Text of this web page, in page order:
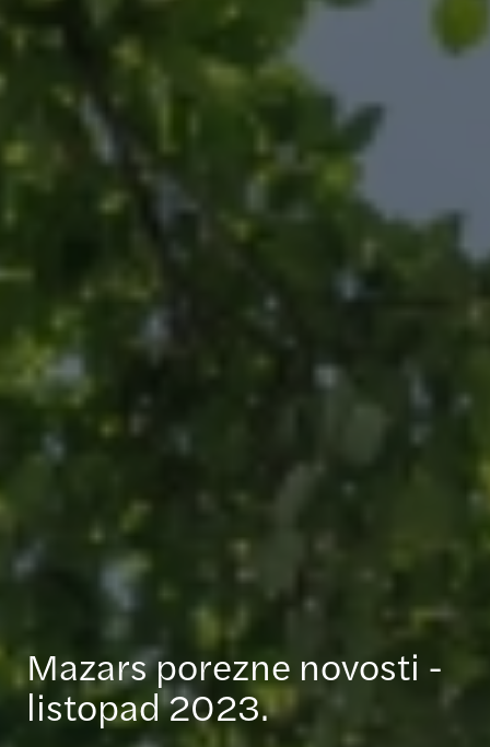
Mazars porezne novosti -
listopad 2023.